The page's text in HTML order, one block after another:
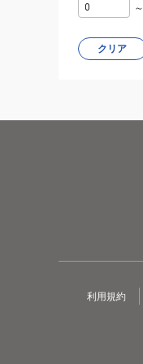
～
クリア
利用規約